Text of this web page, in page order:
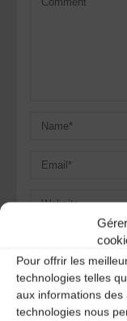
Pour offrir les
technologies telles
aux informations
technologies nous
Save my name,
Ce site utilise